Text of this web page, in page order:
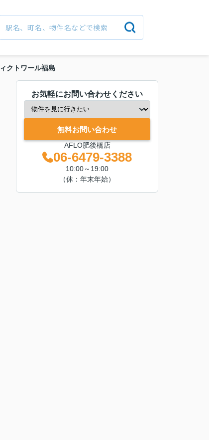
クトワール福島
お気軽にお問い合わせください
無料お問い合わせ
AFLO肥後橋店
06-6479-3388
10:00～19:00
（休：年末年始）